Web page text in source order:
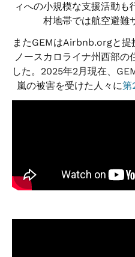
ィへの小規模な支援活動も
村地帯では航空避難
またGEMはAirbnb.orgと提
ノースカロライナ州西部
した。2025年2月現在、
嵐の被害を受けた人々に第